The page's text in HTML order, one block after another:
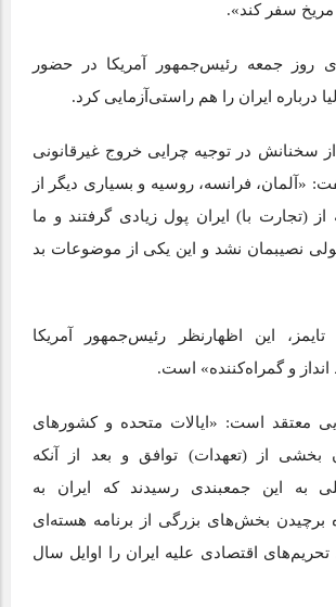
مریخ سفر کند».
روز جمعه رئیس‌جمهور آمریکا در حضور
درباره ایران را هم راستی‌آزمایی کرد.
سخنانش در توجیه چرایی خروج غیرقانونی
«آلمان، فرانسه، روسیه و بسیاری دیگر از
(تجارت با) ایران پول زیادی گرفتند و ما
پولی نصیبمان نشد و این یکی از موضوعات بد
این اظهارنظر رئیس‌جمهور آمریکا
و گمراه‌کننده» است.
معتقد است: «ایالات متحده و کشورهای
بخشی از (تعهدات) توافق و بعد از آنکه
به این جمعبندی رسیدند که ایران به
برچیدن بخش‌های بزرگی از برنامه هسته‌ای
اقتصادی علیه ایران را اوایل سال